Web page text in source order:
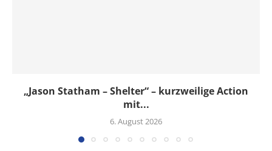
„Jason Statham – Shelter“ – kurzweilige Action
mit...
6. August 2026